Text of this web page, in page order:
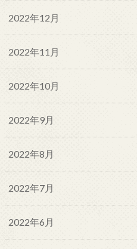
2022年12月
2022年11月
2022年10月
2022年9月
2022年8月
2022年7月
2022年6月